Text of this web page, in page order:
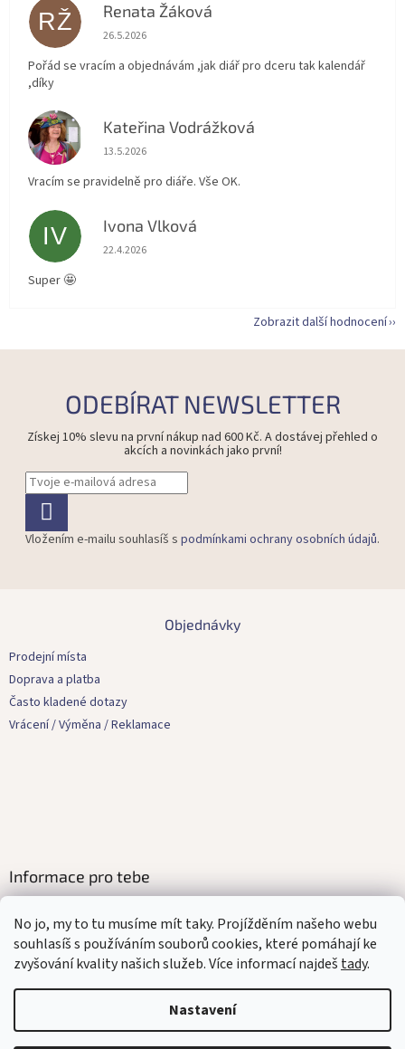
No jo, my to tu musíme mít taky. Projížděním našeho webu
souhlasíš s používáním souborů cookies, které pomáhají ke
zvyšování kvality našich služeb. Více informací najdeš tady.
Nastavení
RŽ Renata Žáková
Hodnocení obchodu je 5 z 5 hvězdiček.
26.5.2026
Pořád se vracím a objednávám ,jak diář pro dceru tak kalendář
,díky
KV Kateřina Vodrážková
Hodnocení obchodu je 5 z 5 hvězdiček.
13.5.2026
Vracím se pravidelně pro diáře. Vše OK.
IV Ivona Vlková
Hodnocení obchodu je 5 z 5 hvězdiček.
22.4.2026
Super 🤩
Zobrazit další hodnocení
ODEBÍRAT NEWSLETTER
Získej 10% slevu na první nákup nad 600 Kč. A dostávej přehled o
akcích a novinkách jako první!
Vložením e-mailu souhlasíš s podmínkami ochrany osobních údajů.
Objednávky
Prodejní místa
Doprava a platba
Často kladené dotazy
Vrácení / Výměna / Reklamace
Informace pro tebe
Obchodní podmínky
Ochrana osobních údajů